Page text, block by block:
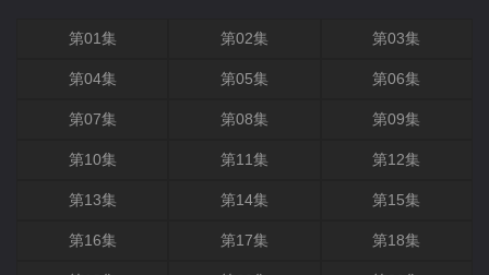
第01集 第02集 第03集
第04集 第05集 第06集
第07集 第08集 第09集
第10集 第11集 第12集
第13集 第14集 第15集
第16集 第17集 第18集